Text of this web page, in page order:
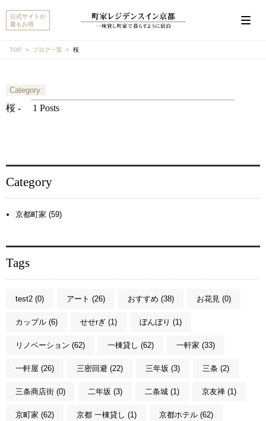
公式サイトが
最もお得
TOP ブログ一覧 桜
Category:
桜 - 1 Posts
Category
京都町家 (59)
Tags
test2 (0) アート (26) おすすめ (38) お花見 (0)
カップル (6) せせrぎ (1) ぼんぼり (1)
リノベーション (62) 一棟貸し (62) 一軒家 (33)
一軒屋 (26) 三密回避 (22) 三年坂 (3) 三条 (2)
三条商店街 (0) 二年坂 (3) 二条城 (1) 京友禅 (1)
京町家 (62) 京都 一棟貸し (1) 京都ホテル (62)
こんにちは。MACHIYA INNS & HOTELSのマチヤAIで
す。宿をお探しですか？それとも宿や予約についてご